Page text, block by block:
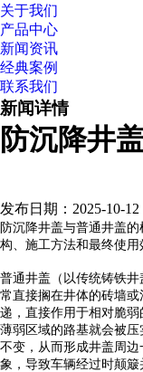
关于我们
产品中心
新闻资讯
经典案例
联系我们
新闻详情
防沉降井
发布日期：2025-10-12
防沉降井盖与普通井盖
构、施工方法和最终使用
普通井盖（以传统铸铁井
常直接搁在井体的砖墙
递，直接作用于相对脆
薄弱区域的路基就会被
不变，从而形成井盖周
象，导致车辆经过时颠簸